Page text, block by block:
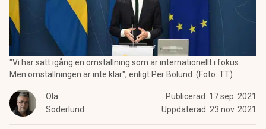
"Vi har satt igång en omställning som är internationellt i fokus.
Men omställningen är inte klar", enligt Per Bolund. (Foto: TT)
Ola
Söderlund
Publicerad: 17 sep. 2021
Uppdaterad: 23 nov. 2021